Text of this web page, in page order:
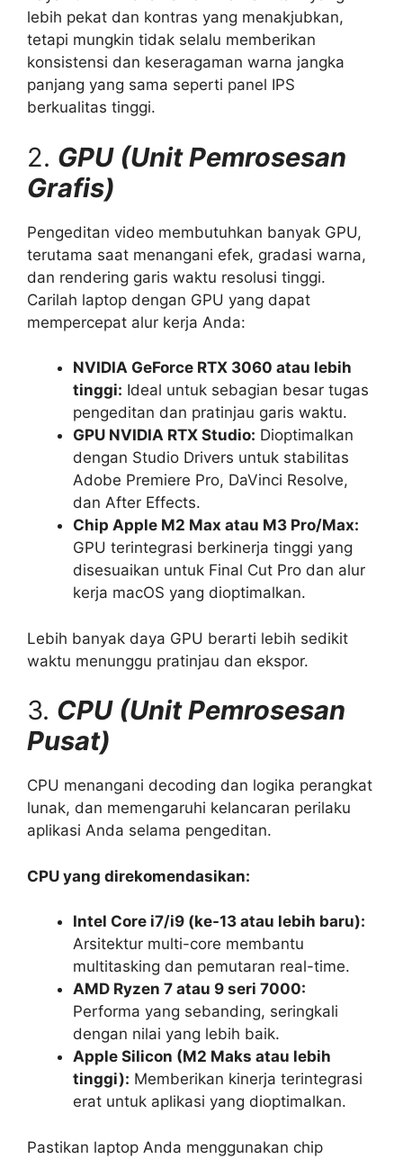
lebih pekat dan kontras yang menakjubkan,
tetapi mungkin tidak selalu memberikan
konsistensi dan keseragaman warna jangka
panjang yang sama seperti panel IPS
berkualitas tinggi.
2. GPU (Unit Pemrosesan
Grafis)
Pengeditan video membutuhkan banyak GPU,
terutama saat menangani efek, gradasi warna,
dan rendering garis waktu resolusi tinggi.
Carilah laptop dengan GPU yang dapat
mempercepat alur kerja Anda:
NVIDIA GeForce RTX 3060 atau lebih
tinggi: Ideal untuk sebagian besar tugas
pengeditan dan pratinjau garis waktu.
GPU NVIDIA RTX Studio: Dioptimalkan
dengan Studio Drivers untuk stabilitas
Adobe Premiere Pro, DaVinci Resolve,
dan After Effects.
Chip Apple M2 Max atau M3 Pro/Max:
GPU terintegrasi berkinerja tinggi yang
disesuaikan untuk Final Cut Pro dan alur
kerja macOS yang dioptimalkan.
Lebih banyak daya GPU berarti lebih sedikit
waktu menunggu pratinjau dan ekspor.
3. CPU (Unit Pemrosesan
Pusat)
CPU menangani decoding dan logika perangkat
lunak, dan memengaruhi kelancaran perilaku
aplikasi Anda selama pengeditan.
CPU yang direkomendasikan:
Intel Core i7/i9 (ke-13 atau lebih baru):
Arsitektur multi-core membantu
multitasking dan pemutaran real-time.
AMD Ryzen 7 atau 9 seri 7000:
Performa yang sebanding, seringkali
dengan nilai yang lebih baik.
Apple Silicon (M2 Maks atau lebih
tinggi): Memberikan kinerja terintegrasi
erat untuk aplikasi yang dioptimalkan.
Pastikan laptop Anda menggunakan chip